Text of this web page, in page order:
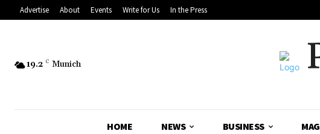
Advertise About Events Write for Us In the Press
19.2 C Munich
HOME NEWS BUSINESS